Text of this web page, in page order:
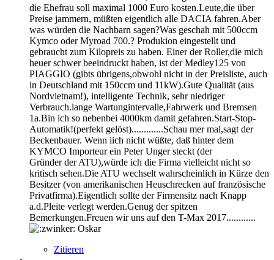
die Ehefrau soll maximal 1000 Euro kosten.Leute,die über
Preise jammern, müßten eigentlich alle DACIA fahren.Aber
was würden die Nachbarn sagen?Was geschah mit 500ccm
Kymco oder Myroad 700.? Produkion eingestellt und
gebraucht zum Kilopreis zu haben. Einer der Roller,die mich
heuer schwer beeindruckt haben, ist der Medley125 von
PIAGGIO (gibts übrigens,obwohl nicht in der Preisliste, auch
in Deutschland mit 150ccm und 11kW).Gute Qualität (aus
Nordvietnam!), intelligente Technik, sehr niedriger
Verbrauch.lange Wartungintervalle,Fahrwerk und Bremsen
1a.Bin ich so nebenbei 4000km damit gefahren.Start-Stop-
Automatik!(perfekt gelöst).............Schau mer mal,sagt der
Beckenbauer. Wenn iich nicht wüßte, daß hinter dem
KYMCO Importeur ein Peter Unger steckt (der
Gründer der ATU),würde ich die Firma vielleicht nicht so
kritisch sehen.Die ATU wechselt wahrscheinlich in Kürze den
Besitzer (von amerikanischen Heuschrecken auf französische
Privatfirma).Eigentlich sollte der Firmensitz nach Knapp
a.d.Pleite verlegt werden.Genug der spitzen
Bemerkungen.Freuen wir uns auf den T-Max 2017............
Oskar
Zitieren